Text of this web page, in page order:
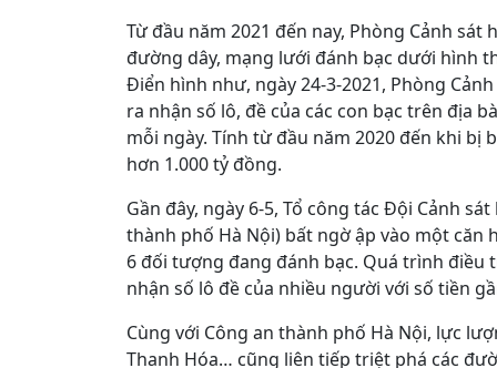
Từ đầu năm 2021 đến nay, Phòng Cảnh
đường dây, mạng lưới đánh bạc dưới hình
Điển hình như, ngày 24-3-2021, Phòng
ra nhận số lô, đề của các con bạc trên địa
mỗi ngày. Tính từ đầu năm 2020 đến khi bị
hơn 1.000 tỷ đồng.
Gần đây, ngày 6-5, Tổ công tác Đội Cảnh
thành phố Hà Nội) bất ngờ ập vào một căn
6 đối tượng đang đánh bạc. Quá trình điều
nhận số lô đề của nhiều người với số tiền
Cùng với Công an thành phố Hà Nội, lực
Thanh Hóa… cũng liên tiếp triệt phá các